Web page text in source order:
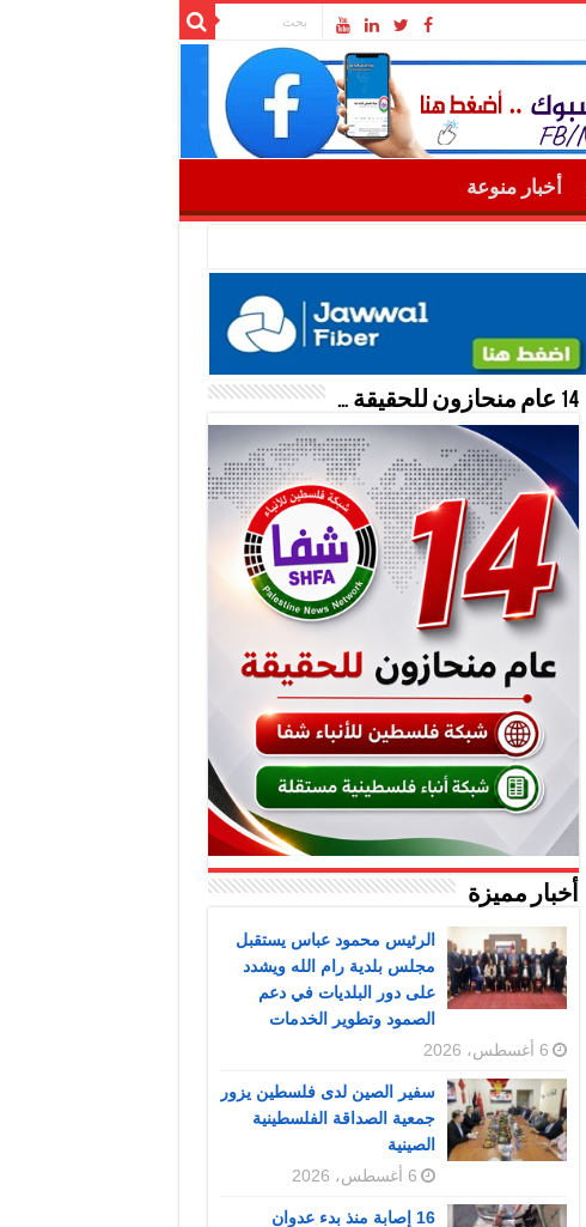
أخبار منوعة
14 عام منحازون للحقيقة …
أخبار مميزة
الرئيس محمود عباس يستقبل
مجلس بلدية رام الله ويشدد
على دور البلديات في دعم
الصمود وتطوير الخدمات
6 أغسطس، 2026
سفير الصين لدى فلسطين يزور
جمعية الصداقة الفلسطينية
الصينية
6 أغسطس، 2026
16 إصابة منذ بدء عدوان